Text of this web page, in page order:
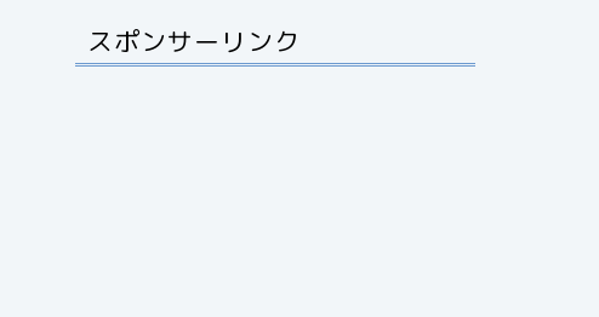
スポンサーリンク